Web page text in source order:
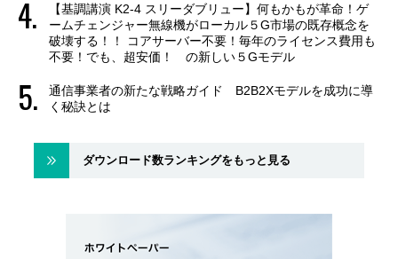
【基調講演 K2-4 スリーダブリュー】何もかもが革命！ゲ
ームチェンジャー無線機がローカル５G市場の既存概念を
破壊する！！ コアサーバー不要！毎年のライセンス費用も
不要！でも、超安価！ の新しい５Gモデル
通信事業者の新たな戦略ガイド B2B2Xモデルを成功に導
く秘訣とは
ダウンロード数ランキングをもっと見る